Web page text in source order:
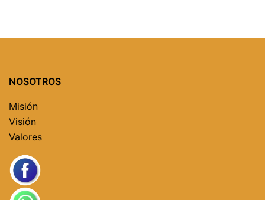
NOSOTROS
Misión
Visión
Valores